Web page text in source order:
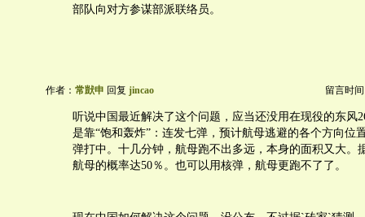
部队向对方参谋部派联络员。
作者： 常獃申 回复 jincao 留言时间
听说中国最近解决了这个问题，应当还没用在现役的东风
是靠“饱和轰炸”：连发七弹，预计航母逃避的各个方向位
弹打中。十几分钟，航母跑不出多远，本身的面积又大。
航母的概率达50％。也可以用核弹，航母更跑不了了。